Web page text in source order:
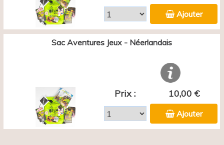
Ajouter
Sac Aventures Jeux - Néerlandais
Prix : 10,00 €
Ajouter